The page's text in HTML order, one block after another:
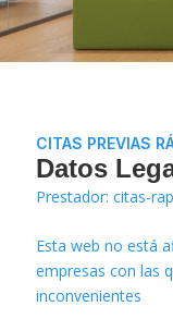
CITAS PREVIAS
Datos
Prestador: citas-
Esta web no está
empresas con las
inconvenientes